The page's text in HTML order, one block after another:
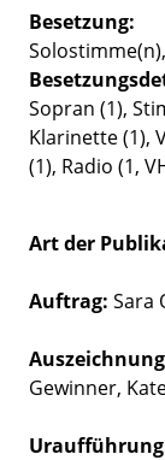
Besetzung
Solostimme(n)
Sopran (1),
Klarinette (1),
(1), Radio (1,
Art der
Auftrag: Sara
Gewinner,
Uraufführung